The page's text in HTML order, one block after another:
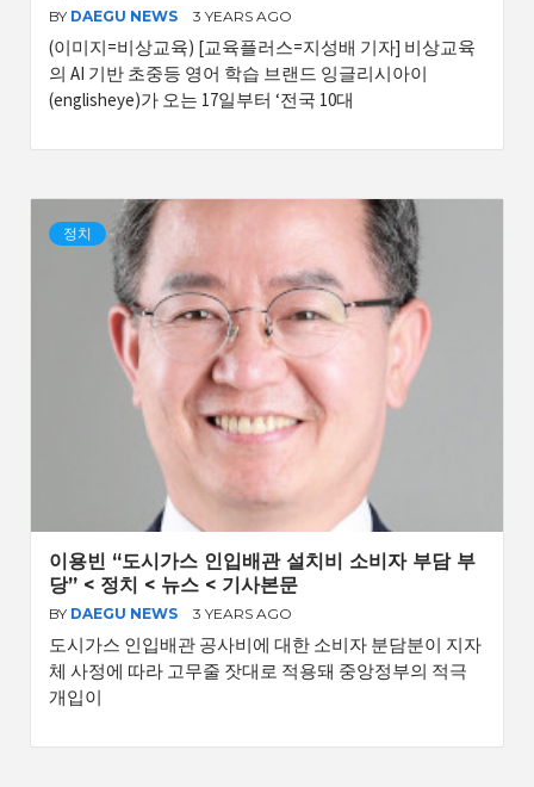
BY DAEGU NEWS 3 YEARS AGO
(이미지=비상교육) [교육플러스=지성배 기자] 비상교육
의 AI 기반 초중등 영어 학습 브랜드 잉글리시아이
(englisheye)가 오는 17일부터 ‘전국 10대
정치
이용빈 “도시가스 인입배관 설치비 소비자 부담 부
당” < 정치 < 뉴스 < 기사본문
BY DAEGU NEWS 3 YEARS AGO
도시가스 인입배관 공사비에 대한 소비자 분담분이 지자
체 사정에 따라 고무줄 잣대로 적용돼 중앙정부의 적극
개입이